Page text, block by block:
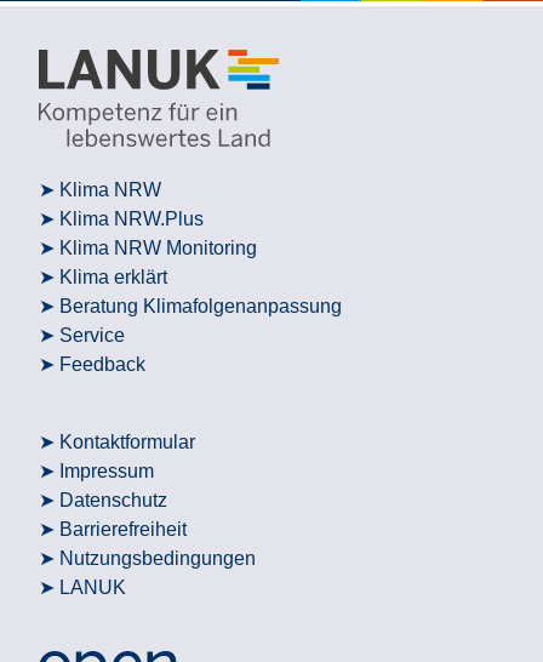
Klima NRW
Klima NRW.Plus
Klima NRW Monitoring
Klima erklärt
Beratung Klimafolgenanpassung
Service
Feedback
Kontaktformular
Impressum
Datenschutz
Barrierefreiheit
Nutzungsbedingungen
LANUK